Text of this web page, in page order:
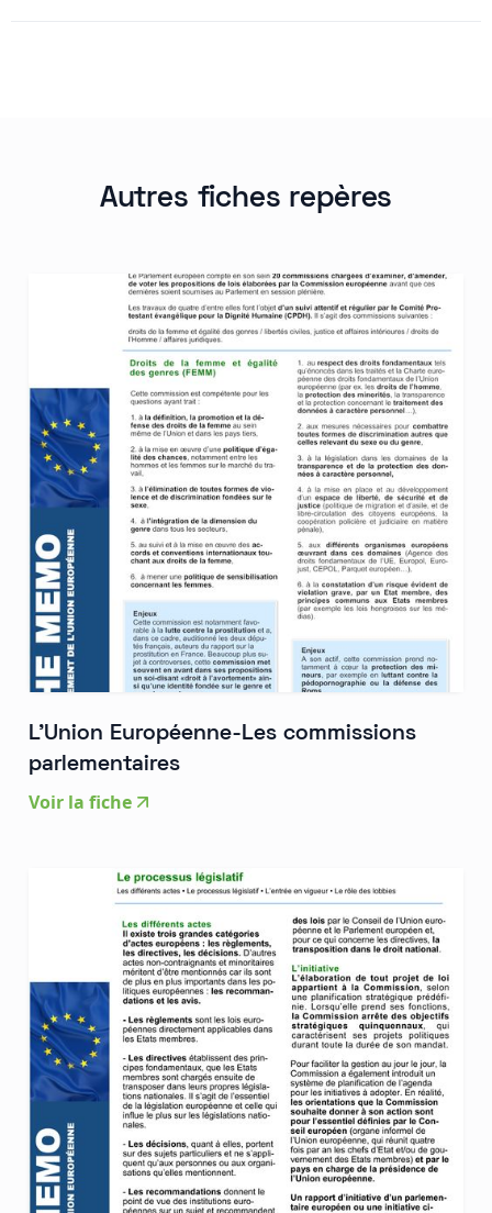
Autres fiches repères
L'Union Européenne-Les commissions
parlementaires
Voir la fiche